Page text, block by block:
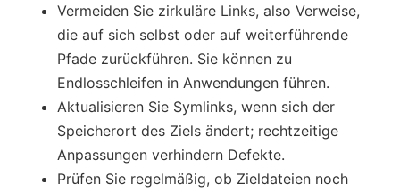
Vermeiden Sie zirkuläre Links, also Verweise,
die auf sich selbst oder auf weiterführende
Pfade zurückführen. Sie können zu
Endlosschleifen in Anwendungen führen.
Aktualisieren Sie Symlinks, wenn sich der
Speicherort des Ziels ändert; rechtzeitige
Anpassungen verhindern Defekte.
Prüfen Sie regelmäßig, ob Zieldateien noch